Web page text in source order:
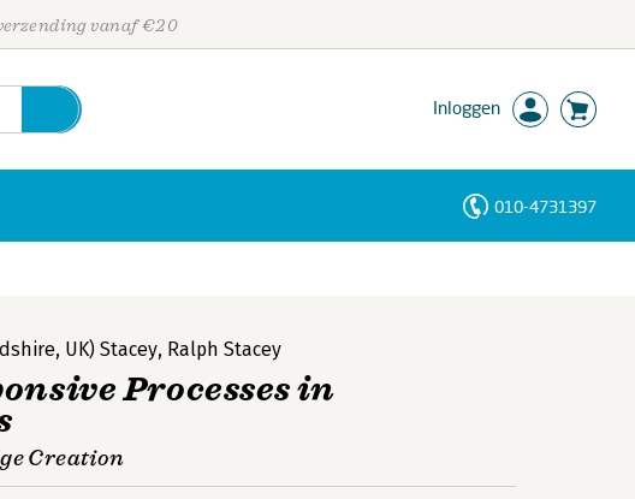
vanaf €20
Inloggen
010-4731397
UK) Stacey, Ralph Stacey
Processes in
Creation
Personen